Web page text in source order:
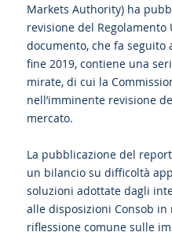
Markets Authority) ha
revisione del Regolamento
documento, che fa seguito
fine 2019, contiene una
mirate, di cui la
nell’imminente revisione
mercato.
La pubblicazione del
un bilancio su difficoltà
soluzioni adottate dagli
alle disposizioni Consob
riflessione comune sulle